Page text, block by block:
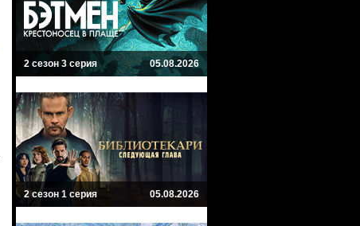
2 сезон 3 серия 05.08.2026
2 сезон 1 серия 05.08.2026